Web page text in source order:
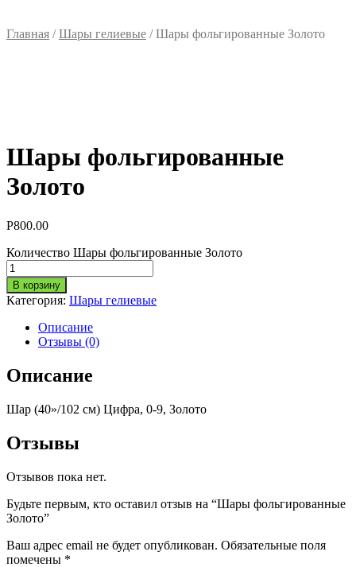
Главная /Шары гелиевые / Шары фольгированные Золото
Шары фольгированные
Золото
Р800.00
Количество Шары фольгированные Золото
В корзину
Категория: Шары гелиевые
Описание
Отзывы (0)
Описание
Шар (40»/102 см) Цифра, 0-9, Золото
Отзывы
Отзывов пока нет.
Будьте первым, кто оставил отзыв на “Шары фольгированные
Золото”
Ваш адрес email не будет опубликован. Обязательные поля
помечены *